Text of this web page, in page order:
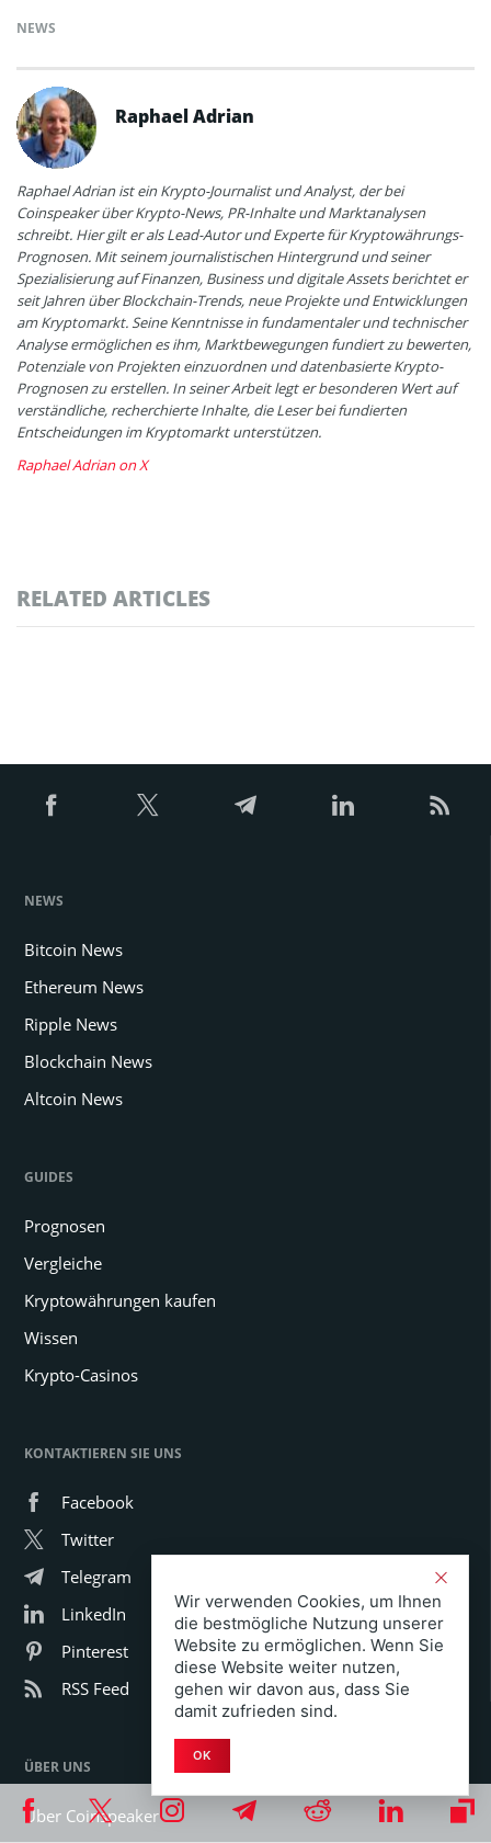
NEWS
Raphael Adrian
Raphael Adrian ist ein Krypto-Journalist und Analyst, der bei
Coinspeaker über Krypto-News, PR-Inhalte und Marktanalysen
schreibt. Hier gilt er als Lead-Autor und Experte für Kryptowährungs-
Prognosen. Mit seinem journalistischen Hintergrund und seiner
Spezialisierung auf Finanzen, Business und digitale Assets berichtet er
seit Jahren über Blockchain-Trends, neue Projekte und Entwicklungen
am Kryptomarkt. Seine Kenntnisse in fundamentaler und technischer
Analyse ermöglichen es ihm, Marktbewegungen fundiert zu bewerten,
Potenziale von Projekten einzuordnen und datenbasierte Krypto-
Prognosen zu erstellen. In seiner Arbeit legt er besonderen Wert auf
verständliche, recherchierte Inhalte, die Leser bei fundierten
Entscheidungen im Kryptomarkt unterstützen.
Raphael Adrian on X
RELATED ARTICLES
NEWS
Bitcoin News
Ethereum News
Ripple News
Blockchain News
Altcoin News
GUIDES
Prognosen
Vergleiche
Kryptowährungen kaufen
Wissen
Krypto-Casinos
KONTAKTIEREN SIE UNS
Facebook
Twitter
Telegram
LinkedIn
Pinterest
RSS Feed
ÜBER UNS
Über Coinspeaker
Wir verwenden Cookies, um Ihnen
die bestmögliche Nutzung unserer
Website zu ermöglichen. Wenn Sie
diese Website weiter nutzen,
gehen wir davon aus, dass Sie
damit zufrieden sind.
OK